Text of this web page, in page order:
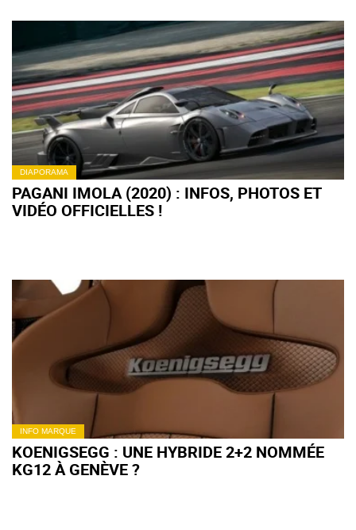
DIAPORAMA
PAGANI IMOLA (2020) : INFOS, PHOTOS ET
VIDÉO OFFICIELLES !
INFO MARQUE
KOENIGSEGG : UNE HYBRIDE 2+2 NOMMÉE
KG12 À GENÈVE ?